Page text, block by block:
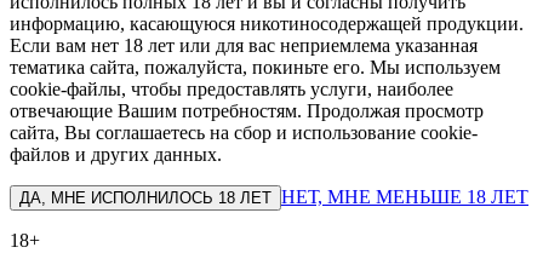
информацию, касающуюся никотиносодержащей продукции.
Если вам нет 18 лет или для вас неприемлема указанная
тематика сайта, пожалуйста, покиньте его. Мы используем
cookie-файлы, чтобы предоставлять услуги, наиболее
отвечающие Вашим потребностям. Продолжая просмотр
сайта, Вы соглашаетесь на сбор и использование cookie-
файлов и других данных.
ДА, МНЕ ИСПОЛНИЛОСЬ 18 ЛЕТ НЕТ, МНЕ МЕНЬШЕ 18 ЛЕТ
18+